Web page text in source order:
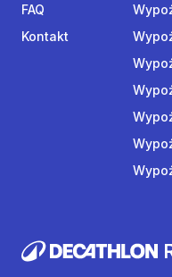
FAQ
Kontakt